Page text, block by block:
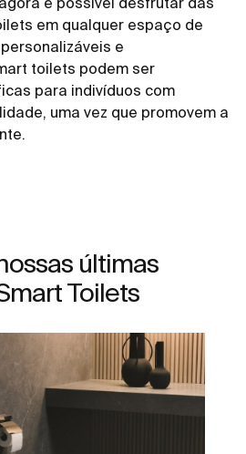
em qualquer espaço de
e
toilets podem ser
para indivíduos com
uma vez que promovem a
últimas
Toilets